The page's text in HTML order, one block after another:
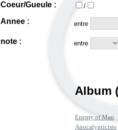
Coeur/Gueule : /
Annee : entre
note : entre
Album
Enemy of Man
Apocalypticists